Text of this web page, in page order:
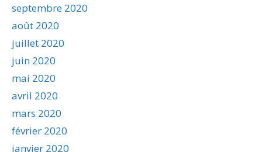
septembre 2020
août 2020
juillet 2020
juin 2020
mai 2020
avril 2020
mars 2020
février 2020
janvier 2020